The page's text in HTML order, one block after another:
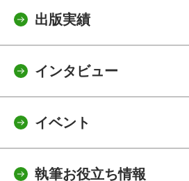
出版実績
インタビュー
イベント
執筆お役立ち情報